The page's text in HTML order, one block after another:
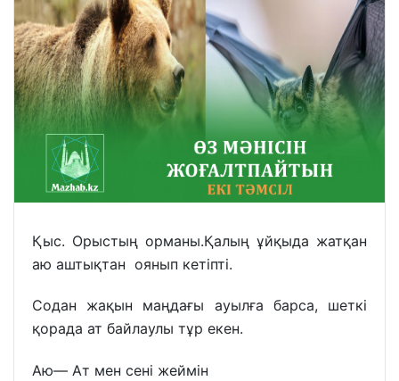
Қыс. Орыстың орманы.Қалың ұйқыда жатқан
аю аштықтан оянып кетіпті.
Содан жақын маңдағы ауылға барса, шеткі
қорада ат байлаулы тұр екен.
Аю— Ат мен сені жеймін